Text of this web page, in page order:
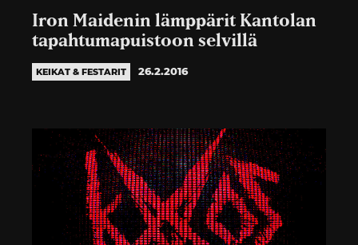
Iron Maidenin lämppärit Kantolan
tapahtumapuistoon selvillä
KEIKAT & FESTARIT 26.2.2016